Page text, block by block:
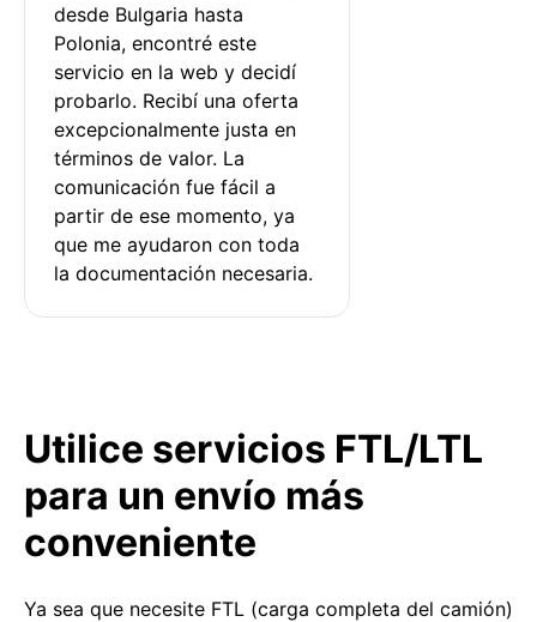
desde Bulgaria hasta
Polonia, encontré este
servicio en la web y decidí
probarlo. Recibí una oferta
excepcionalmente justa en
términos de valor. La
comunicación fue fácil a
partir de ese momento, ya
que me ayudaron con toda
la documentación necesaria.
Utilice servicios FTL/LTL
para un envío más
conveniente
Ya sea que necesite FTL (carga completa del camión)